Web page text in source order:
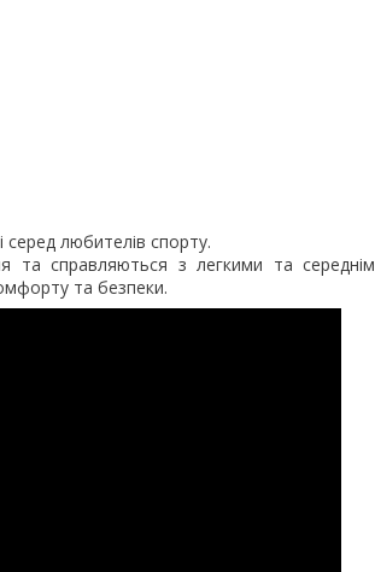
любителів спорту.
та справляються з легкими та
та безпеки.